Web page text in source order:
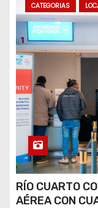
CATEGORIAS
RÍO CUARTO
AÉREA CON